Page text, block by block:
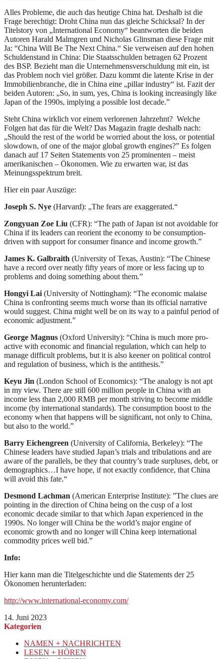
Alles Probleme, die auch das heutige China hat. Deshalb ist die
Frage berechtigt: Droht China nun das gleiche Schicksal? In der
Titelstory von „International Economy“ beantworten die beiden
Autoren Harald Malmgren und Nicholas Glinsman diese Frage mit
Ja: “China Will Be The Next China.“ Sie verweisen auf den hohen
Schuldenstand in China: Die Staatsschulden betragen 62 Prozent
des BSP. Bezieht man die Unternehmensverschuldung mit ein, ist
das Problem noch viel größer. Dazu kommt die latente Krise in der
Immobilienbranche, die in China eine „pillar industry“ ist. Fazit der
beiden Autoren: „So, in sum, yes, China is looking increasingly like
Japan of the 1990s, implying a possible lost decade.”
Steht China wirklich vor einem verlorenen Jahrzehnt? Welche
Folgen hat das für die Welt? Das Magazin fragte deshalb nach:
„Should the rest of the world be worried about the loss, or potential
slowdown, of one of the major global growth engines?” Es folgen
danach auf 17 Seiten Statements von 25 prominenten – meist
amerikanischen – Ökonomen. Wie zu erwarten war, ist das
Meinungsspektrum breit.
Hier ein paar Auszüge:
Joseph S. Nye (Harvard): „The fears are exaggerated.“
Zongyuan Zoe Liu (CFR): “The path of Japan ist not avoidable for
China if its leaders can reorient the economy to be consumption-
driven with support for consumer finance and income growth.”
James K. Galbraith (University of Texas, Austin): “The Chinese
have a record over neatly fifty years of more or less facing up to
problems and doing something about them.”
Hongyi Lai (University of Nottingham): “The economic malaise
China is confronting seems much worse than its official narrative
would suggest. China might well be on its way to a painful period of
economic adjustment.”
George Magnus (Oxford University): “China is much more pro-
active with economic and financial regulation, which can help to
manage difficult problems, but it is also keener on political control
and regulation of business, which is the antithesis.”
Keyu Jin (London School of Economics): “The analogy is not apt
in my view. There are still 600 million people in China with an
income less than 2,000 RMB per month striving to become middle
income (by international standards). The consumption boost to the
economy when that happens will be significant, not only to China,
but also to the world.”
Barry Eichengreen (University of California, Berkeley): “The
Chinese leaders have studied Japan’s trials and tribulations and are
aware of the parallels, be they that country’s trade surpluses, debt, or
demographics…I have hope, if not exactly confidence, that China
will avoid this fate.“
Desmond Lachman (American Enterprise Institute): ”The clues are
pointing in the direction of China being on the cusp of a lost
economic decade similar to that which Japan experienced in the
1990s. No longer will China be the world’s major engine of
economic growth and no longer will China keep international
commodity prices well bid.”
Info:
Hier kann man die Titelgeschichte und die Statements der 25
Ökonomen herunterladen:
http://www.international-economy.com/
14. Juni 2023
Kategorien
NAMEN + NACHRICHTEN
LESEN + HÖREN